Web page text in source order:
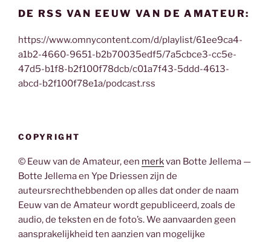
DE RSS VAN EEUW VAN DE AMATEUR:
https://www.omnycontent.com/d/playlist/61ee9ca4-
a1b2-4660-9651-b2b70035edf5/7a5cbce3-cc5e-
47d5-b1f8-b2f100f78dcb/c01a7f43-5ddd-4613-
abcd-b2f100f78e1a/podcast.rss
COPYRIGHT
© Eeuw van de Amateur, een merkvan Botte Jellema —
Botte Jellema en Ype Driessen zijn de
auteursrechthebbenden op alles dat onder de naam
Eeuw van de Amateur wordt gepubliceerd, zoals de
audio, de teksten en de foto’s. We aanvaarden geen
aansprakelijkheid ten aanzien van mogelijke